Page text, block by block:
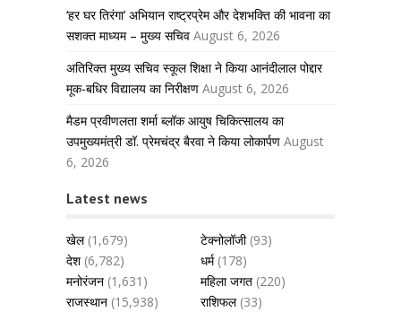
‘हर घर तिरंगा’ अभियान राष्ट्रप्रेम और देशभक्ति की भावना का
सशक्त माध्यम – मुख्य सचिव August 6, 2026
अतिरिक्त मुख्य सचिव स्कूल शिक्षा ने किया आनंदीलाल पोद्दार
मूक-बधिर विद्यालय का निरीक्षण August 6, 2026
मैडम प्रवीणलता शर्मा ब्लॉक आयुष चिकित्सालय का
उपमुख्यमंत्री डॉ. प्रेमचंद्र बैरवा ने किया लोकार्पण August
6, 2026
Latest news
खेल(1,679) टेक्नोलॉजी(93)
देश(6,782) धर्म(178)
मनोरंजन (1,631) महिला जगत (220)
राजस्थान (15,938) राशिफल(33)